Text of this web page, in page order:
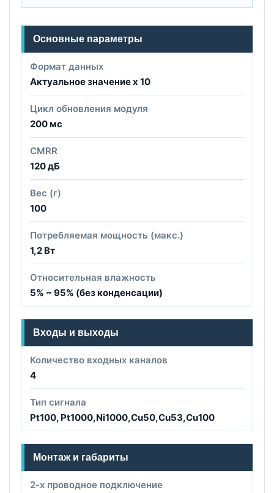
Основные параметры
Формат данных
Актуальное значение х 10
Цикл обновления модуля
200 мс
CMRR
120 дБ
Вес (г)
100
Потребляемая мощность (макс.)
1,2 Вт
Относительная влажность
5% ~ 95% (без конденсации)
Входы и выходы
Количество входных каналов
4
Тип сигнала
Pt100, Pt1000,Ni1000,Cu50,Cu53,Cu100
Монтаж и габариты
2-x проводное подключение